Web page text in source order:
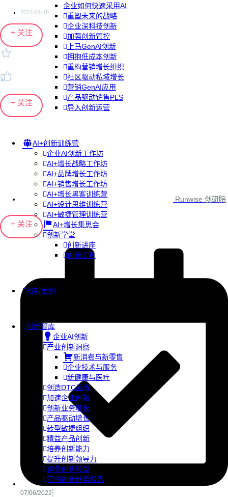
企业如何快速采用AI
重塑未来的战略
企业深科技创新
加强创新管控
上马GenAI创新
拥抱低成本创新
重构营销增长组织
社区驱动私域增长
营销GenAI应用
产品驱动销售PLS
导入创新运营
AI+创新训练营
企业AI创新工作坊
AI+增长战略工作坊
AI+品牌增长工作坊
AI+销售增长工作坊
AI+增长黑客训练营
AI+设计思维训练营
AI+敏捷管理训练营
AI+增长集思会
创新学堂
创新讲座
创新工具
创新案例
创新智库
企业AI创新
产业创新洞察
新消费与新零售
企业技术与服务
新健康与医疗
创造DTC品牌
加速企业创新
创新业务增长
产品驱动增长
转型敏捷组织
精益产品创新
培养创新能力
提升创新领导力
运营创新转型
营销创新趋势报告
2021-01-18
+ 关注
+ 关注
Runwise 创研院
+ 关注
07/06/2022